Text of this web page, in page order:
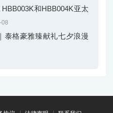
和HBB004K亚太
08
泰格豪雅臻献礼七夕浪漫